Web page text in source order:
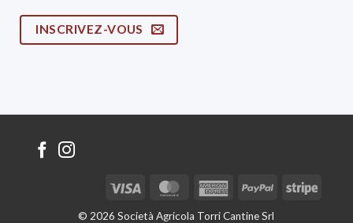
INSCRIVEZ-VOUS
© 2026 Società Agricola Torri Cantine Srl
Visa MasterCardAmericanPayPal Stripe